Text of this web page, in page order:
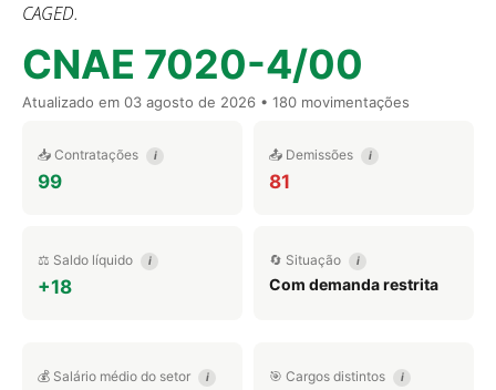
CAGED.
CNAE 7020-4/00
Atualizado em 03 agosto de 2026 • 180 movimentações
📥 Contratações i
99
📤 Demissões i
81
⚖️ Saldo líquido i
+18
🔄 Situação i
Com demanda restrita
💰 Salário médio do setor i 🎯 Cargos distintos i